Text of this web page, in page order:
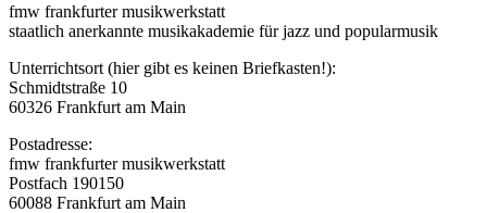
fmw frankfurter musikwerkstatt
staatlich anerkannte musikakademie für jazz und popularmusik
Unterrichtsort (hier gibt es keinen Briefkasten!):
Schmidtstraße 10
60326 Frankfurt am Main
Postadresse:
fmw frankfurter musikwerkstatt
Postfach 190150
60088 Frankfurt am Main